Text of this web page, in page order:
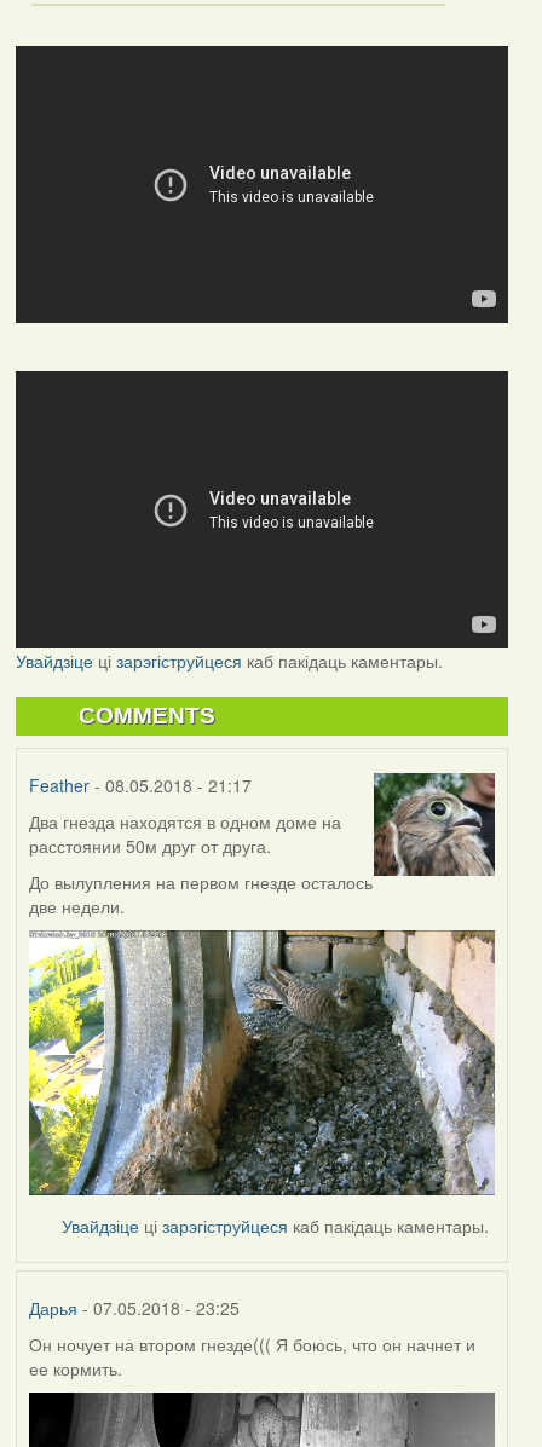
Увайдзіцеці зарэгіструйцеся каб пакідаць каментары.
COMMENTS
Feather- 08.05.2018 - 21:17
Два гнезда находятся в одном доме на
расстоянии 50м друг от друга.
До вылупления на первом гнезде осталось
две недели.
Увайдзіце цізарэгіструйцеся каб пакідаць каментары.
Дарья - 07.05.2018 - 23:25
Он ночует на втором гнезде((( Я боюсь, что он начнет и
ее кормить.